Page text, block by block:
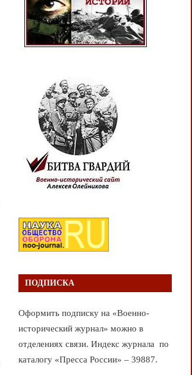
ПОДПИСКА
Оформить подписку на «Военно-
исторический журнал» можно в
отделениях связи. Индекс журнала по
каталогу «Пресса России» – 39887.